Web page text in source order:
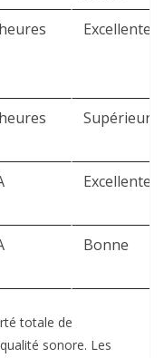
Excellente
Supérieure
Excellente
Bonne
totale de
sonore. Les